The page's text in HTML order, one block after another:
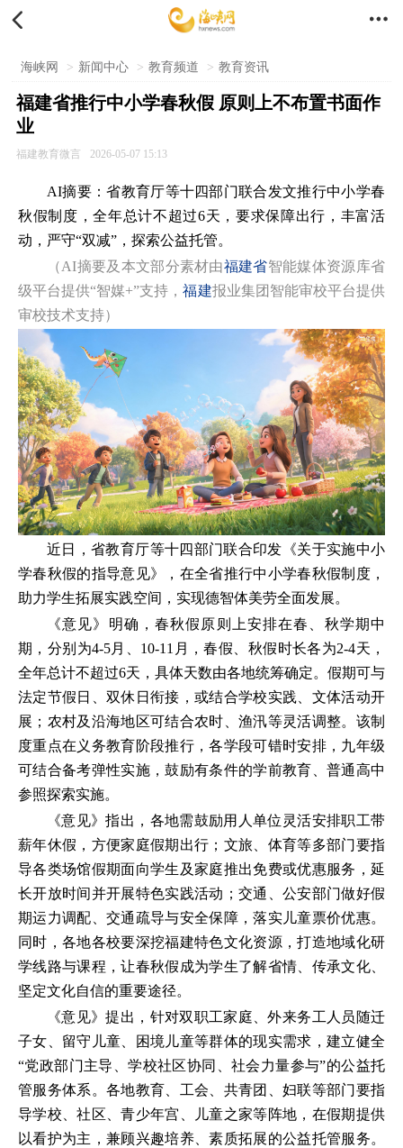
 
海峡网 > 新闻中心 > 教育频道 > 教育资讯
福建省推行中小学春秋假 原则上不布置书面作
业
福建教育微言 2026-05-07 15:13
AI摘要：省教育厅等十四部门联合发文推行中小学春
秋假制度，全年总计不超过6天，要求保障出行，丰富活
动，严守“双减”，探索公益托管。
（AI摘要及本文部分素材由福建省智能媒体资源库省
级平台提供“智媒+”支持，福建报业集团智能审校平台提供
审校技术支持）
近日，省教育厅等十四部门联合印发《关于实施中小
学春秋假的指导意见》，在全省推行中小学春秋假制度，
助力学生拓展实践空间，实现德智体美劳全面发展。
《意见》明确，春秋假原则上安排在春、秋学期中
期，分别为4-5月、10-11月，春假、秋假时长各为2-4天，
全年总计不超过6天，具体天数由各地统筹确定。假期可与
法定节假日、双休日衔接，或结合学校实践、文体活动开
展；农村及沿海地区可结合农时、渔汛等灵活调整。该制
度重点在义务教育阶段推行，各学段可错时安排，九年级
可结合备考弹性实施，鼓励有条件的学前教育、普通高中
参照探索实施。
《意见》指出，各地需鼓励用人单位灵活安排职工带
薪年休假，方便家庭假期出行；文旅、体育等多部门要指
导各类场馆假期面向学生及家庭推出免费或优惠服务，延
长开放时间并开展特色实践活动；交通、公安部门做好假
期运力调配、交通疏导与安全保障，落实儿童票价优惠。
同时，各地各校要深挖福建特色文化资源，打造地域化研
学线路与课程，让春秋假成为学生了解省情、传承文化、
坚定文化自信的重要途径。
《意见》提出，针对双职工家庭、外来务工人员随迁
子女、留守儿童、困境儿童等群体的现实需求，建立健全
“党政部门主导、学校社区协同、社会力量参与”的公益托
管服务体系。各地教育、工会、共青团、妇联等部门要指
导学校、社区、青少年宫、儿童之家等阵地，在假期提供
以看护为主，兼顾兴趣培养、素质拓展的公益托管服务。